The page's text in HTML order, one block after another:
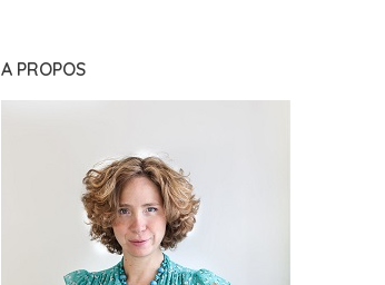
A PROPOS